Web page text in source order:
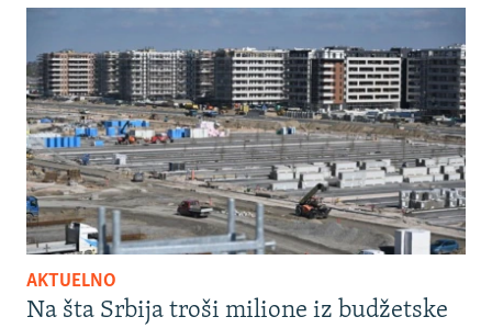
AKTUELNO
Na šta Srbija troši milione iz budžetske